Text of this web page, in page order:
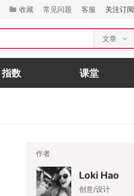
收藏 常见问题 客服 关注订阅
文章
指数 课堂
作者
Loki Hao
创意/设计